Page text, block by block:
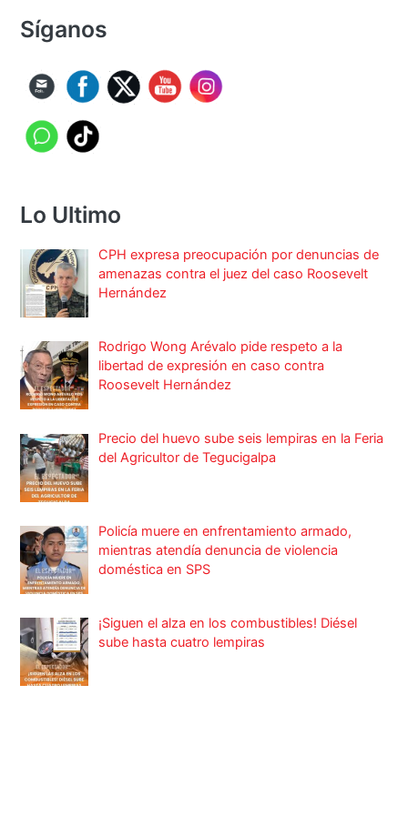
Síganos
Lo Ultimo
CPH expresa preocupación por denuncias de
amenazas contra el juez del caso Roosevelt
Hernández
Rodrigo Wong Arévalo pide respeto a la
libertad de expresión en caso contra
Roosevelt Hernández
Precio del huevo sube seis lempiras en la Feria
del Agricultor de Tegucigalpa
Policía muere en enfrentamiento armado,
mientras atendía denuncia de violencia
doméstica en SPS
¡Siguen el alza en los combustibles! Diésel
sube hasta cuatro lempiras